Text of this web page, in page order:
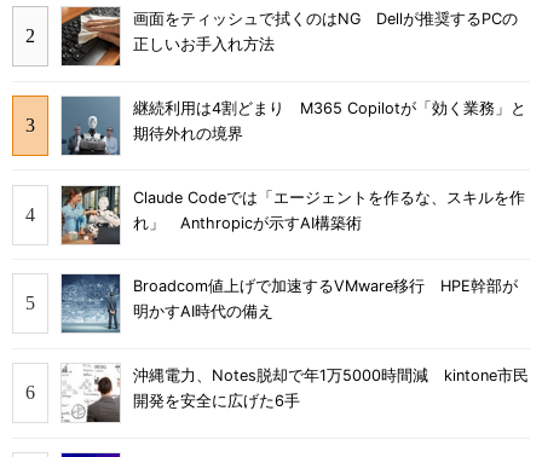
画面をティッシュで拭くのはNG Dellが推奨するPCの
正しいお手入れ方法
継続利用は4割どまり M365 Copilotが「効く業務」と
期待外れの境界
Claude Codeでは「エージェントを作るな、スキルを作
れ」 Anthropicが示すAI構築術
Broadcom値上げで加速するVMware移行 HPE幹部が
明かすAI時代の備え
沖縄電力、Notes脱却で年1万5000時間減 kintone市民
開発を安全に広げた6手